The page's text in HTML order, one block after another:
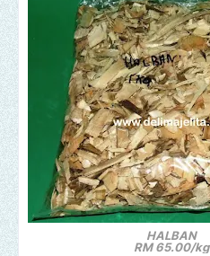
HALBAN
RM 65.00/kg